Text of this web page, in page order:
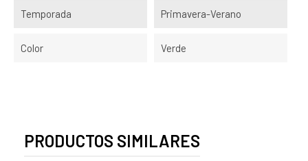
Temporada Primavera-Verano
Color Verde
PRODUCTOS SIMILARES